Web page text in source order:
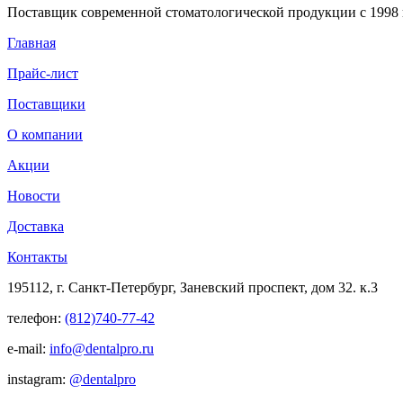
Поставщик современной стоматологической продукции с 1998
Главная
Прайс-лист
Поставщики
О компании
Акции
Новости
Доставка
Контакты
195112, г. Санкт-Петербург, Заневский проспект, дом 32. к.3
телефон: (812)740-77-42
e-mail: info@dentalpro.ru
instagram: @dentalpro